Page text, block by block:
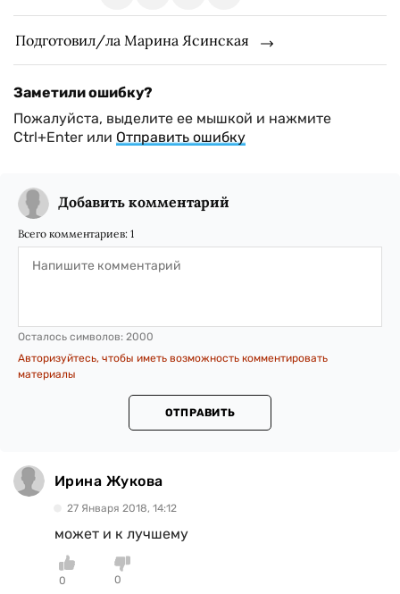
Подготовил/ла Марина Ясинская
Заметили ошибку?
Пожалуйста, выделите ее мышкой и нажмите
Ctrl+Enter или Отправить ошибку
Добавить комментарий
Всего комментариев: 1
Осталось символов: 2000
Авторизуйтесь, чтобы иметь возможность комментировать
материалы
ОТПРАВИТЬ
Ирина Жукова
27 Января 2018, 14:12
может и к лучшему
0
0